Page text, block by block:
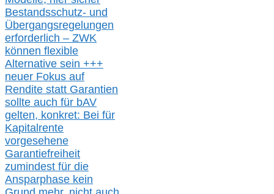
Bestandsschutz- und
Übergangsregelungen
erforderlich – ZWK
können flexible
Alternative sein +++
neuer Fokus auf
Rendite statt Garantien
sollte auch für bAV
gelten, konkret: Bei für
Kapitalrente
vorgesehene
Garantiefreiheit
zumindest für die
Ansparphase kein